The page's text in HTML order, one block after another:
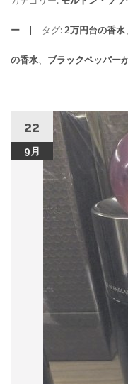
ー タグ:2万円台の香水、
の香水、 ブラックペッパー
22
9月